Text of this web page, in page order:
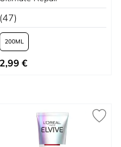
(47)
200
À partir de
2,99 €